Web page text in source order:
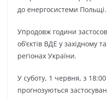
до енергосистеми Польщі.
Упродовж години
об’єктів ВДЕ у західному
регіонах України.
У суботу, 1 червня, з 18:00
прогнозуються